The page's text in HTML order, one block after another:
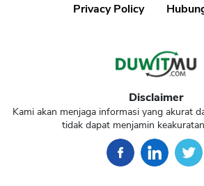
Privacy Policy
Disclaimer
Kami akan menjaga informasi yang akurat
tidak dapat menjamin